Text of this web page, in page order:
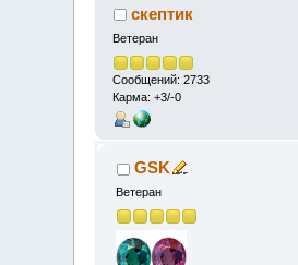
скептик
Ветеран
Сообщений: 2733
Карма: +3/-0
GSK
Ветеран